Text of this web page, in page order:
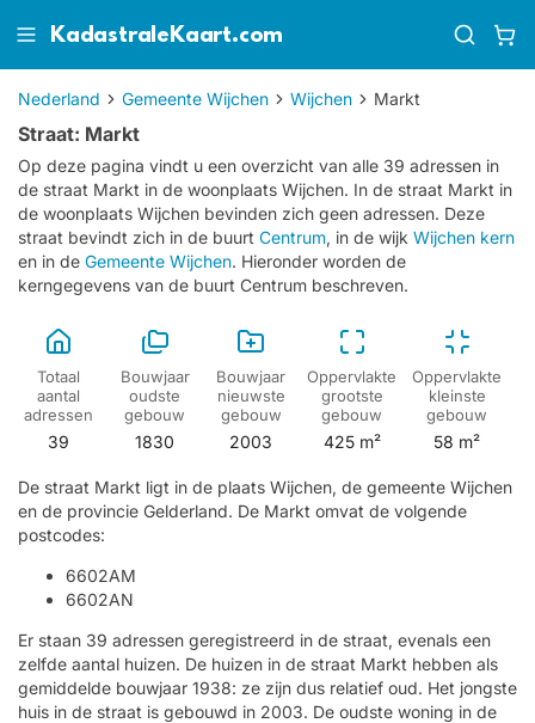
KadastraleKaart.com
Nederland Gemeente Wijchen Wijchen Markt
Straat: Markt
Op deze pagina vindt u een overzicht van alle 39 adressen in
de straat Markt in de woonplaats Wijchen. In de straat Markt in
de woonplaats Wijchen bevinden zich geen adressen. Deze
straat bevindt zich in de buurt Centrum, in de wijk Wijchen kern
en in de Gemeente Wijchen. Hieronder worden de
kerngegevens van de buurt Centrum beschreven.
Totaal
aantal
adressen
39
Bouwjaar
oudste
gebouw
1830
Bouwjaar
nieuwste
gebouw
2003
Oppervlakte
grootste
gebouw
425 m²
Oppervlakte
kleinste
gebouw
58 m²
De straat Markt ligt in de plaats Wijchen, de gemeente Wijchen
en de provincie Gelderland. De Markt omvat de volgende
postcodes:
6602AM
6602AN
Er staan 39 adressen geregistreerd in de straat, evenals een
zelfde aantal huizen. De huizen in de straat Markt hebben als
gemiddelde bouwjaar 1938: ze zijn dus relatief oud. Het jongste
huis in de straat is gebouwd in 2003. De oudste woning in de